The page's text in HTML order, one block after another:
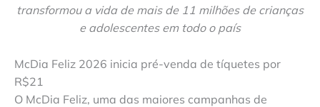
transformou a vida de mais de 11 milhões de crianças
e adolescentes em todo o país
McDia Feliz 2026 inicia pré-venda de tíquetes por
R$21
O McDia Feliz, uma das maiores campanhas de